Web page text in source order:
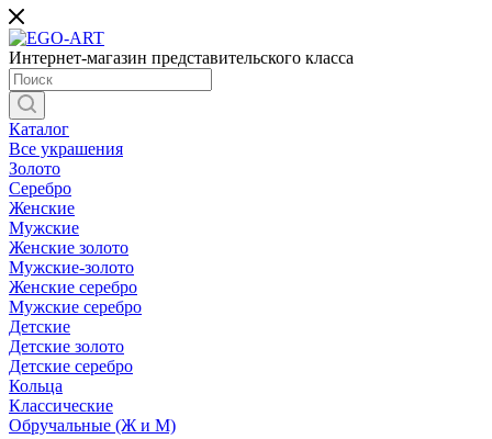
Интернет-магазин представительского класса
Каталог
Все украшения
Золото
Серебро
Женские
Мужские
Женские золото
Мужские-золото
Женские серебро
Мужские серебро
Детские
Детские золото
Детские серебро
Кольца
Классические
Обручальные (Ж и М)